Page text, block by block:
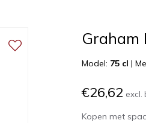
Graham
Model: 75 cl |
€26,62 excl.
Kopen met